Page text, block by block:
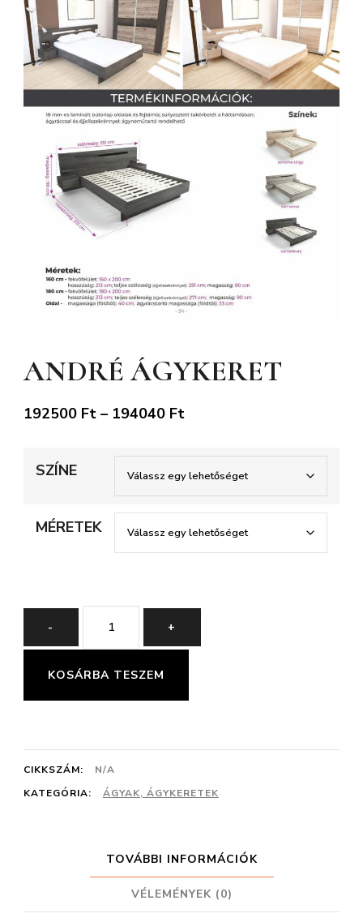
ANDRÉ ÁGYKERET
192500 Ft – 194040 FtÁrtartomány:
-
194040 Ft
SZÍNE
MÉRETEK
-
ANDRÉ
ÁGYKERET
mennyiség
+
KOSÁRBA TESZEM
CIKKSZÁM:
N/A
KATEGÓRIA:
ÁGYAK, ÁGYKERETEK
TOVÁBBI INFORMÁCIÓK
VÉLEMÉNYEK (0)